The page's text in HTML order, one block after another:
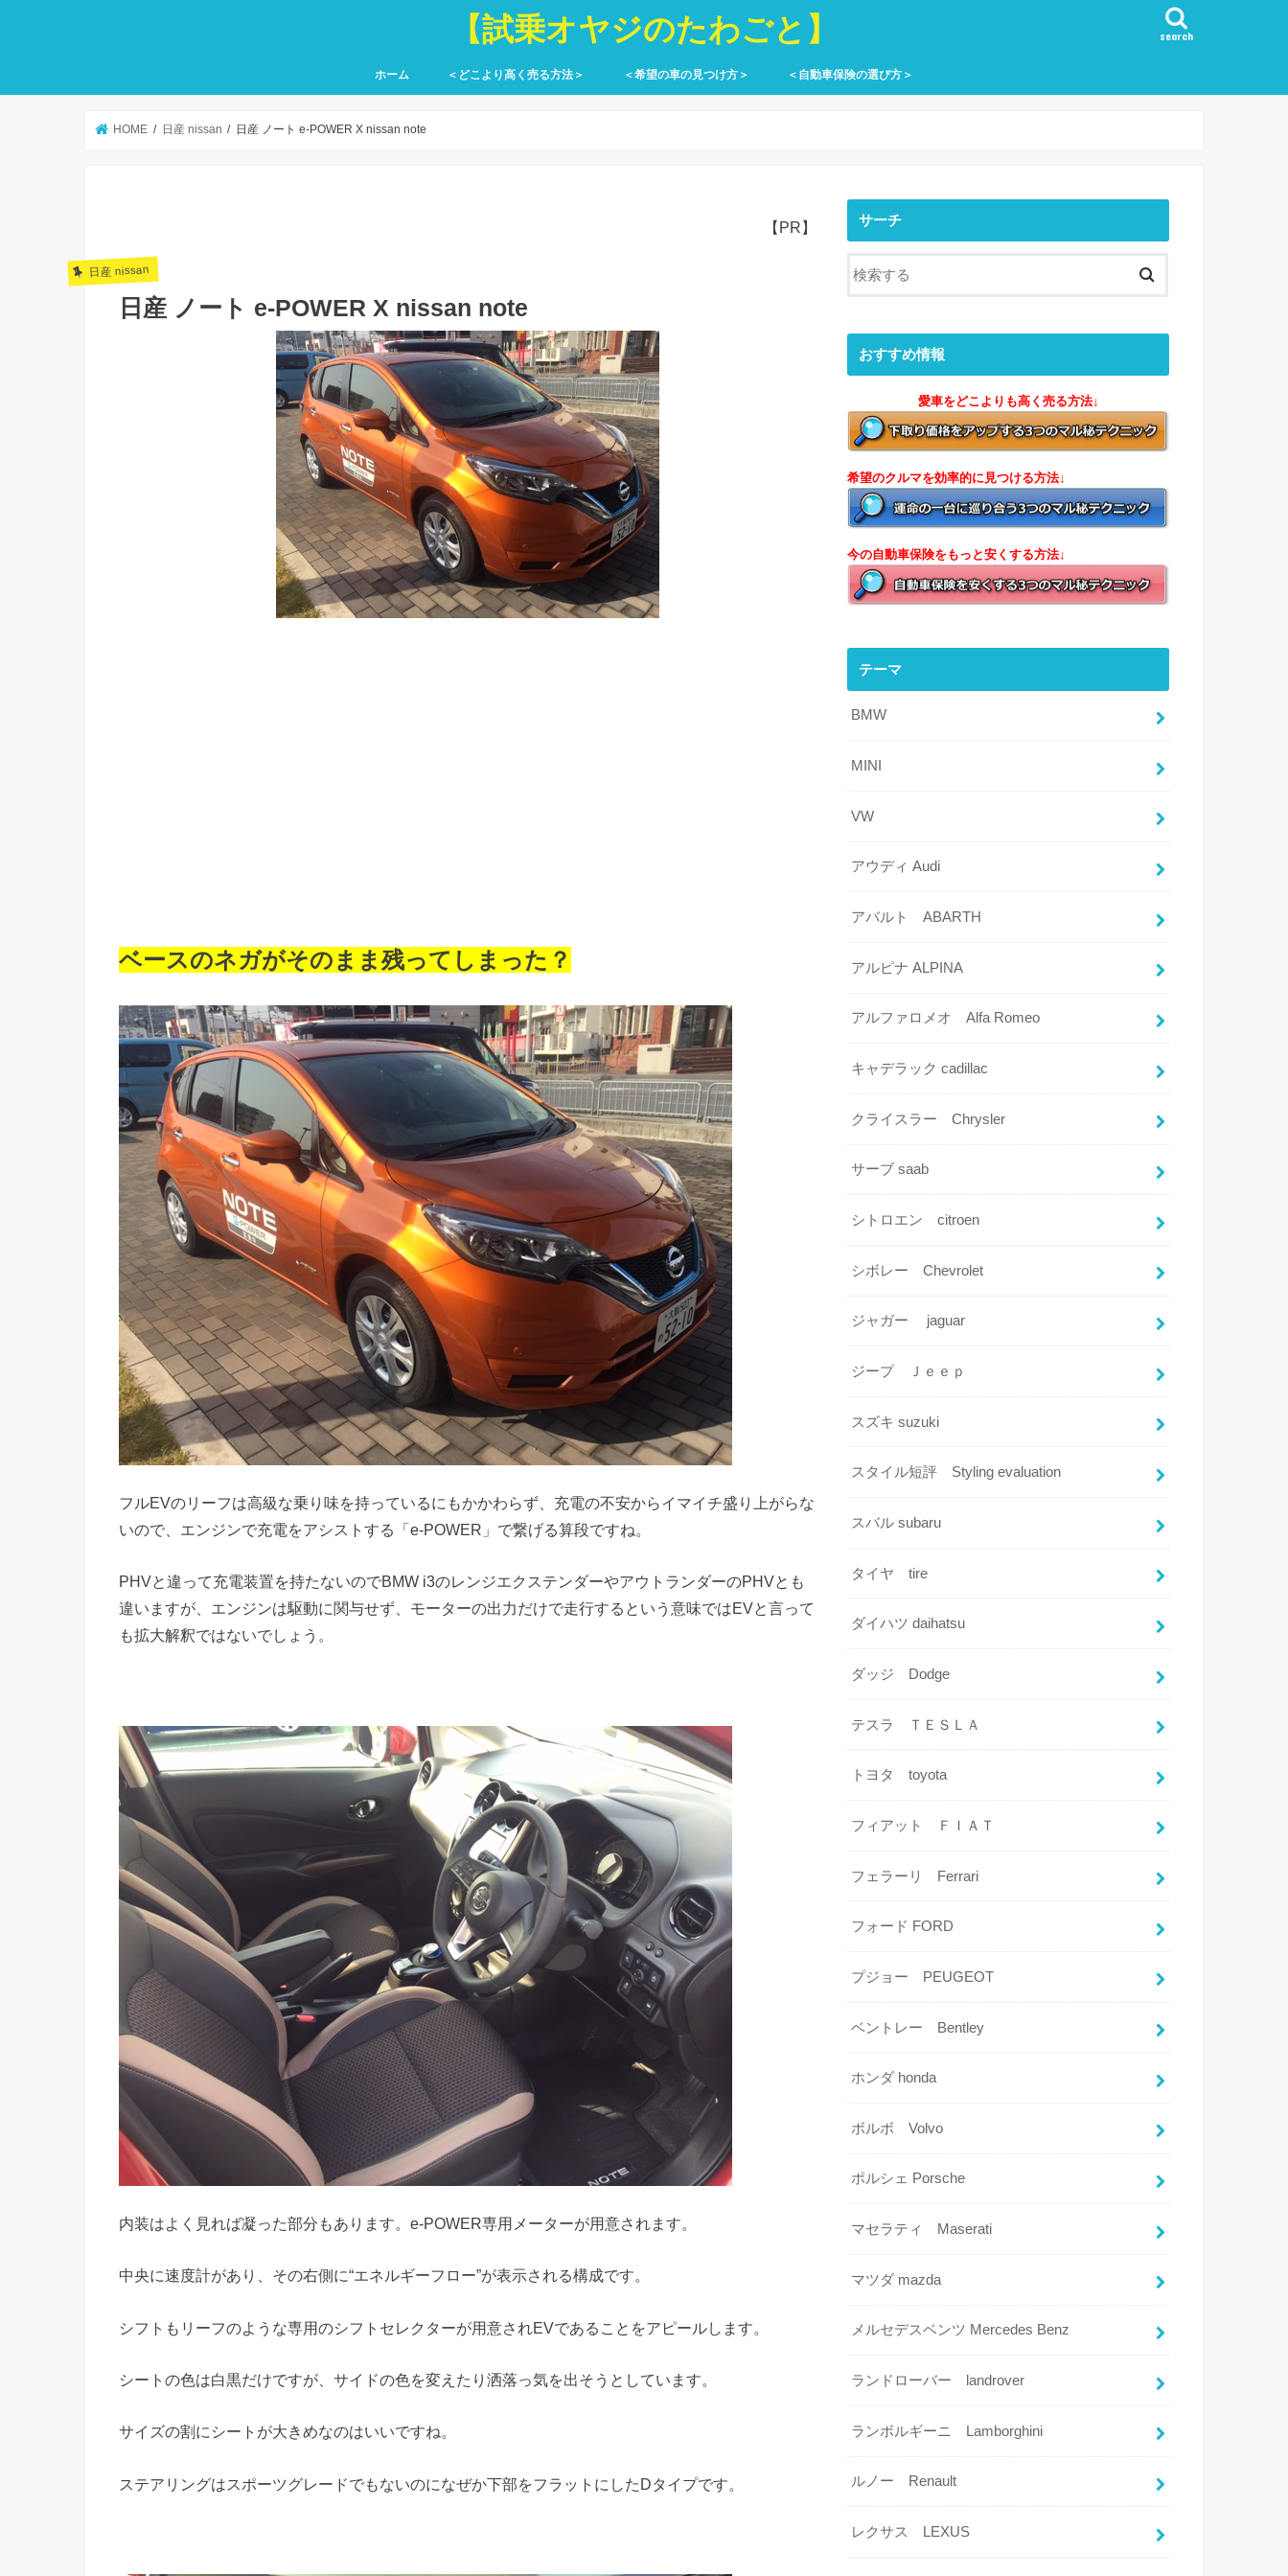
【試乗オヤジのたわごと】 search
ホーム ＜どこより高く売る方法＞ ＜希望の車の見つけ方＞ ＜自動車保険の選び方＞
HOME 日産 nissan 日産 ノート e-POWER X nissan note
【PR】
日産 nissan
日産 ノート e-POWER X nissan note
ベースのネガがそのまま残ってしまった？
フルEVのリーフは高級な乗り味を持っているにもかかわらず、充電の不安からイマイチ盛り上がらな
いので、エンジンで充電をアシストする「e-POWER」で繋げる算段ですね。
PHVと違って充電装置を持たないのでBMW i3のレンジエクステンダーやアウトランダーのPHVとも
違いますが、エンジンは駆動に関与せず、モーターの出力だけで走行するという意味ではEVと言って
も拡大解釈ではないでしょう。
内装はよく見れば凝った部分もあります。e-POWER専用メーターが用意されます。
中央に速度計があり、その右側に“エネルギーフロー”が表示される構成です。
シフトもリーフのような専用のシフトセレクターが用意されEVであることをアピールします。
シートの色は白黒だけですが、サイドの色を変えたり洒落っ気を出そうとしています。
サイズの割にシートが大きめなのはいいですね。
ステアリングはスポーツグレードでもないのになぜか下部をフラットにしたDタイプです。
サーチ
おすすめ情報
愛車をどこよりも高く売る方法↓
希望のクルマを効率的に見つける方法↓
今の自動車保険をもっと安くする方法↓
テーマ
BMW
MINI
VW
アウディ Audi
アバルト ABARTH
アルピナ ALPINA
アルファロメオ Alfa Romeo
キャデラック cadillac
クライスラー Chrysler
サーブ saab
シトロエン citroen
シボレー Chevrolet
ジャガー jaguar
ジープ Ｊｅｅｐ
スズキ suzuki
スタイル短評 Styling evaluation
スバル subaru
タイヤ tire
ダイハツ daihatsu
ダッジ Dodge
テスラ ＴＥＳＬＡ
トヨタ toyota
フィアット ＦＩＡＴ
フェラーリ Ferrari
フォード FORD
プジョー PEUGEOT
ベントレー Bentley
ホンダ honda
ボルボ Volvo
ポルシェ Porsche
マセラティ Maserati
マツダ mazda
メルセデスベンツ Mercedes Benz
ランドローバー landrover
ランボルギーニ Lamborghini
ルノー Renault
レクサス LEXUS